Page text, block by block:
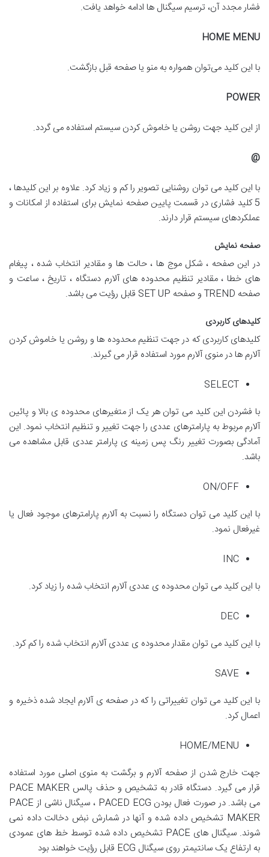
فشار مجدد آن، ترسیم سیگنال ها ادامه خواهد یافت.
HOME MENU
با این کلید می‌توان همواره به منو یا صفحه قبل بازگشت.
POWER
از این کلید جهت روشن یا خاموش کردن سیستم استفاده می گردد.
@
با این کلید می توان روشنایی تصویر را کم و زیاد کرد. علاوه بر این کلیدها ،
5 کلید فشاری در قسمت پایین صفحه نمایش برای استفاده از امکانات و
عملکردهای سیستم قرار دارند.
صفحه نمایش
در این صفحه ، شکل موج ها ، حالت ها و مقادیر انتخاب شده ، پیغام
های خطا ، مقادیر تنظیم محدوده های آلارم دستگاه ، تاریخ ، ساعت و
صفحه TREND و صفحه SET UP قابل رؤیت می باشد.
کلیدهای کاربردی
کلیدهای کاربردی که در جهت تنظیم محدوده ها و روشن یا خاموش کردن
آلارم ها در منوی آلارم مورد استفاده قرار می گیرند.
SELECT
با فشردن این کلید می توان هر یک از متغیرهای محدوده ی بالا و پائین
آلارم مربوط به پارامترهای عددی را جهت تغییر و تنظیم انتخاب نمود. این
آمادگی بصورت تغییر رنگ پس زمینه ی پارامتر عددی قابل مشاهده می
باشد.
ON/OFF
با این کلید می توان دستگاه را نسبت به آلارم پارامترهای موجود فعال یا
غیرفعال نمود.
INC
با این کلید می توان محدوده ی عددی آلارم انتخاب شده را زیاد کرد.
DEC
با این کلید می توان مقدار محدوده ی عددی آلارم انتخاب شده را کم کرد.
SAVE
با این کلید می توان تغییراتی را که در صفحه ی آلارم ایجاد شده ذخیره و
اعمال کرد.
HOME/MENU
جهت خارج شدن از صفحه آلارم و برگشت به منوی اصلی مورد استفاده
قرار می گیرد. دستگاه قادر به تشخیص و حذف پالس PACE MAKER
می باشد. در صورت فعال بودن PACED ECG ، سیگنال ناشی از PACE
MAKER تشخیص داده شده و آنها در شمارش نبض دخالت داده نمی
شوند. سیگنال های PACE تشخیص داده شده توسط خط های عمودی
به ارتفاع یک سانتیمتر روی سیگنال ECG قابل رؤیت خواهند بود